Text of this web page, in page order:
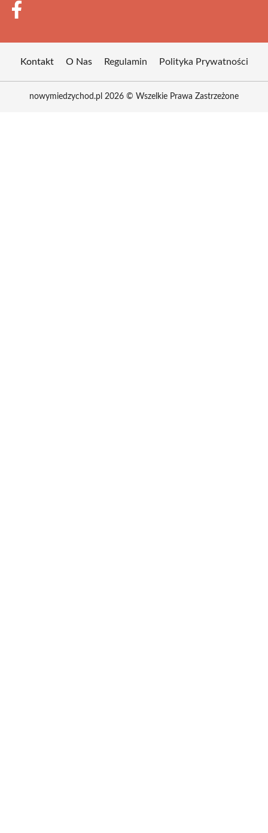
Kontakt O Nas Regulamin Polityka Prywatności
nowymiedzychod.pl 2026 © Wszelkie Prawa Zastrzeżone